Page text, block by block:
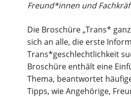
Freund*innen und
Die Broschüre „Trans*
sich an alle, die erste
Trans*geschlechtlichkeit
Broschüre enthält eine
Thema, beantwortet
Tipps, wie Angehörige,